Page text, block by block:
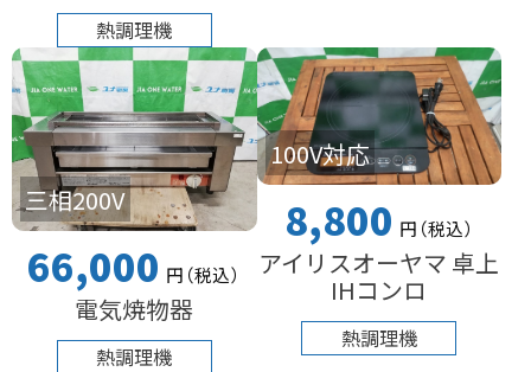
熱調理機
三相200V
66,000 円（税込）
電気焼物器
熱調理機
100V対応
8,800 円（税込）
アイリスオーヤマ 卓上
IHコンロ
熱調理機